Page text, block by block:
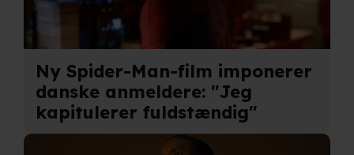
Ny Spider-Man-film imponerer
danske anmeldere: "Jeg
kapitulerer fuldstændig"